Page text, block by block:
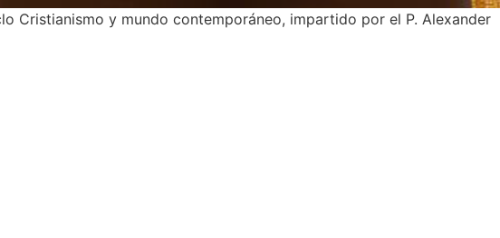
Cristianismo y mundo contemporáneo, impartido por el P. Alexander